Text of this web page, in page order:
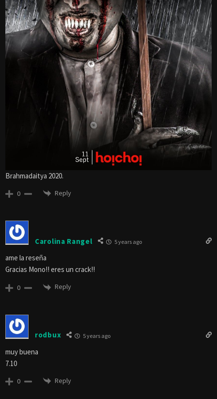
Brahmadaitya 2020.
0 Reply
Carolina Rangel 5 years ago
ame la reseña
Gracias Mono!! eres un crack!!
0 Reply
rodbux 5 years ago
muy buena
7.10
0 Reply